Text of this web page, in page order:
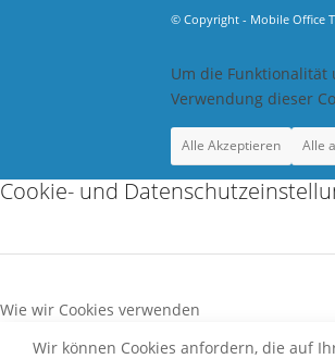
© Copyright - Mobile Office
Um die Funktionalität
Verwendung dieser
Alle Akzeptieren Alle
Cookie- und
Wie wir Cookies verwenden
Wir können Cookies anfordern, die auf